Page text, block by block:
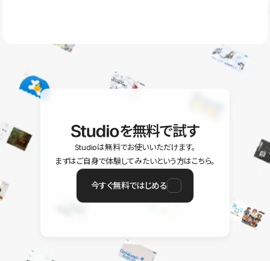
ユーザー同士で質問・相談できるコミュニティもご利用ください。
を無料で試す
Studioは無料でお使いいただけます。
まずはご自身で体験してみたいという方はこちら。
今すぐ無料ではじめる